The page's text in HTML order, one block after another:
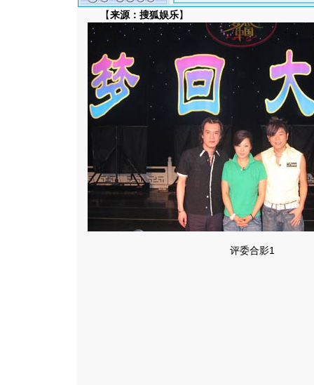
【来源：搜狐娱乐】
评委合影1